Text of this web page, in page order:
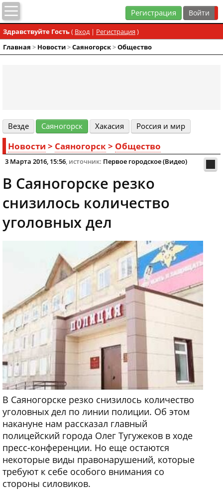
Регистрация
Здравствуйте Гость( Вход| Регистрация )
Главная > Новости>Cаяногорск>Общество
Везде Cаяногорск Хакасия Россия и мир
Новости > Cаяногорск> Общество
3 Марта 2016, 15:56, источник: Первое городское (Видео)
В Саяногорске резко
снизилось количество
уголовных дел
В Саяногорске резко снизилось количество
уголовных дел по линии полиции. Об этом
накануне нам рассказал главный
полицейский города Олег Тугужеков в ходе
пресс-конференции. Но еще остаются
некоторые виды правонарушений, которые
требуют к себе особого внимания со
стороны силовиков.